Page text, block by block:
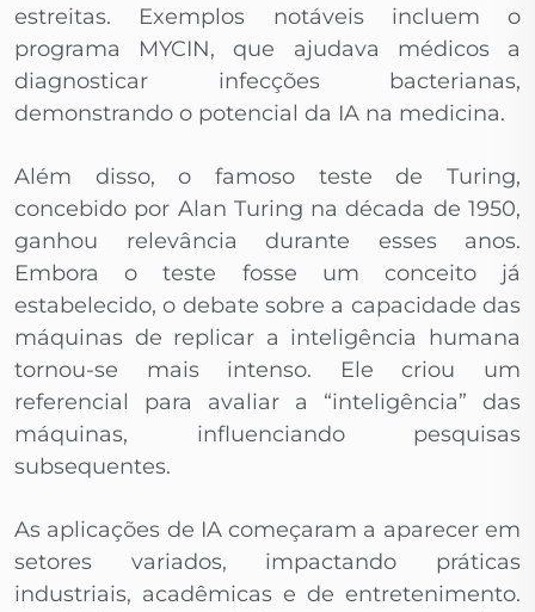
estreitas. Exemplos notáveis incluem o
programa MYCIN, que ajudava médicos a
diagnosticar infecções bacterianas,
demonstrando o potencial da IA na medicina.
Além disso, o famoso teste de Turing,
concebido por Alan Turing na década de 1950,
ganhou relevância durante esses anos.
Embora o teste fosse um conceito já
estabelecido, o debate sobre a capacidade das
máquinas de replicar a inteligência humana
tornou-se mais intenso. Ele criou um
referencial para avaliar a “inteligência” das
máquinas, influenciando pesquisas
subsequentes.
As aplicações de IA começaram a aparecer em
setores variados, impactando práticas
industriais, acadêmicas e de entretenimento.